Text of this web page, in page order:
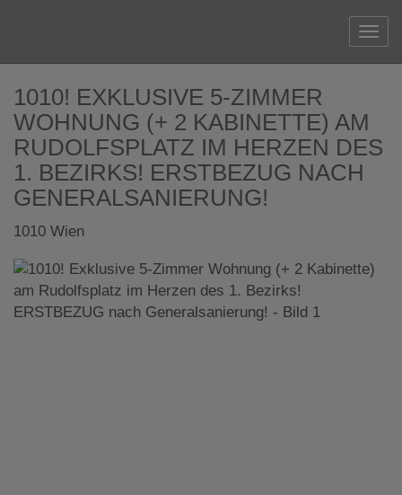
1010! EXKLUSIVE 5-ZIMMER
WOHNUNG (+ 2 KABINETTE) AM
RUDOLFSPLATZ IM HERZEN DES
1. BEZIRKS! ERSTBEZUG NACH
GENERALSANIERUNG!
1010 Wien